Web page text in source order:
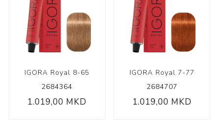
IGORA Royal 8-65
2684364
1.019,00 MKD
IGORA Royal 7-77
2684707
1.019,00 MKD